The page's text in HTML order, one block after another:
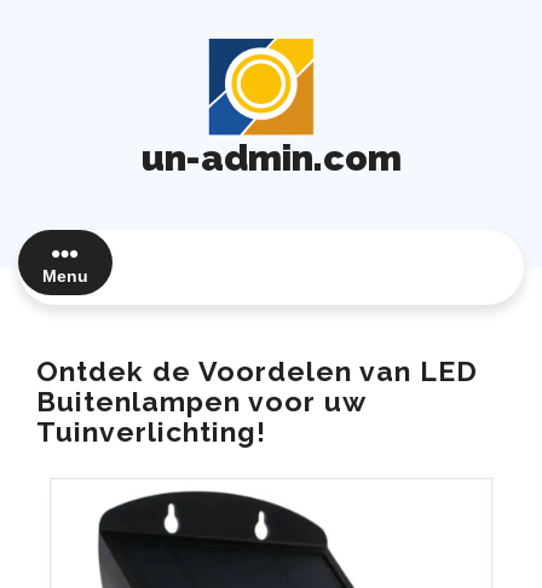
un-admin.com
Menu
Ontdek de Voordelen van LED
Buitenlampen voor uw
Tuinverlichting!